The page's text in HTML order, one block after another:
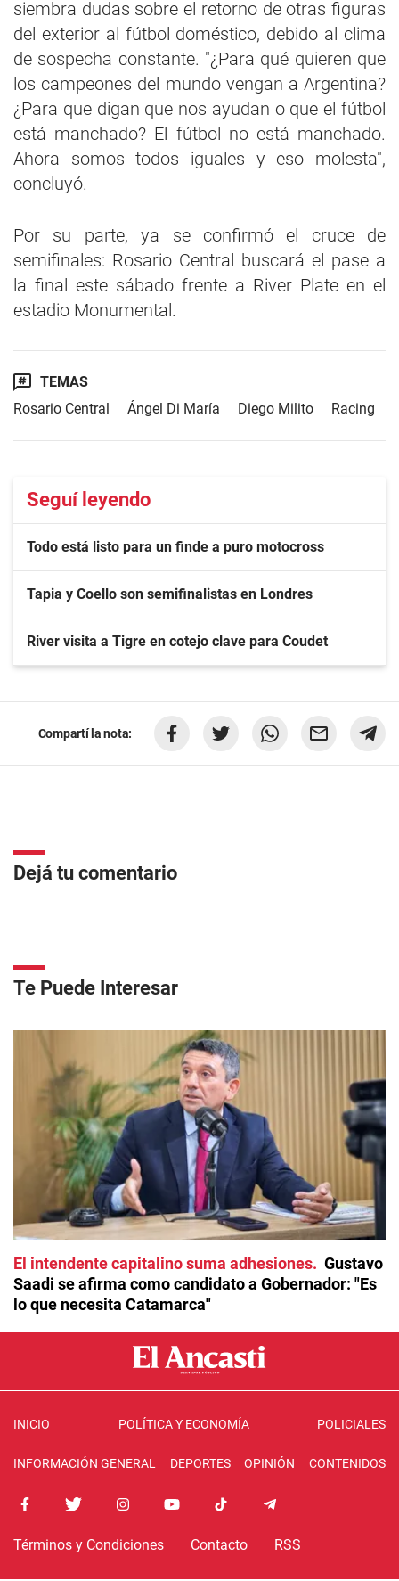
siembra dudas sobre el retorno de otras figuras
del exterior al fútbol doméstico, debido al clima
de sospecha constante. "¿Para qué quieren que
los campeones del mundo vengan a Argentina?
¿Para que digan que nos ayudan o que el fútbol
está manchado? El fútbol no está manchado.
Ahora somos todos iguales y eso molesta",
concluyó.
Por su parte, ya se confirmó el cruce de
semifinales: Rosario Central buscará el pase a
la final este sábado frente a River Plate en el
estadio Monumental.
TEMAS
Rosario Central
Ángel Di María Diego Milito Racing
Seguí leyendo
Todo está listo para un finde a puro motocross
Tapia y Coello son semifinalistas en Londres
River visita a Tigre en cotejo clave para Coudet
Compartí la nota:
Dejá tu comentario
Te Puede Interesar
El intendente capitalino suma adhesiones
Gustavo
Saadi se afirma como candidato a Gobernador: "Es
lo que necesita Catamarca"
INICIO POLÍTICA Y ECONOMÍA POLICIALES
INFORMACIÓN GENERAL DEPORTES OPINIÓN CONTENIDOS
Términos y Condiciones Contacto RSS